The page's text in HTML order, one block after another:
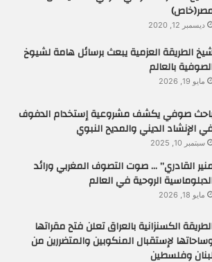
ديسمبر 12, 2020
الطريقة العزمية يبعث برسائل هامة لشيوخ
بالعالم
مايو 19, 2026
صوفي يكشف مشروعية إستخدام الدفوف
الإنشاد الديني والمديح النبوي
سبتمبر 10, 2025
القادري” … صوت التصوف المغربي ورائد
الروحية في العالم
مايو 18, 2026
الكسنزانية بالعراق تعلن فتح مقراتها
لإستقبال المنكوبين والمتضررين من
وفلسطين